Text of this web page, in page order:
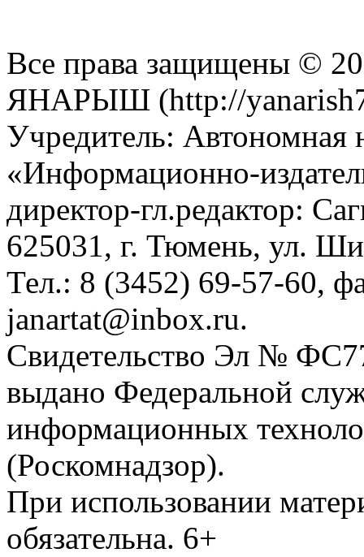
Все права защищены ©
ЯНАРЫШ (http://
Учредитель: Автономная
«Информационно-
директор-гл.редактор:
625031, г. Тюмень, ул.
Тел.: 8 (3452) 69-57-60,
janartat@inbox.ru.
Свидетельство Эл №
выдано Федеральной
информационных
(Роскомнадзор).
При использовании
обязательна. 6+